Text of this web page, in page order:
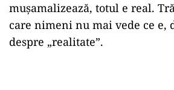
mușamalizează, totul e real.
care nimeni nu mai vede ce e,
despre „realitate”.